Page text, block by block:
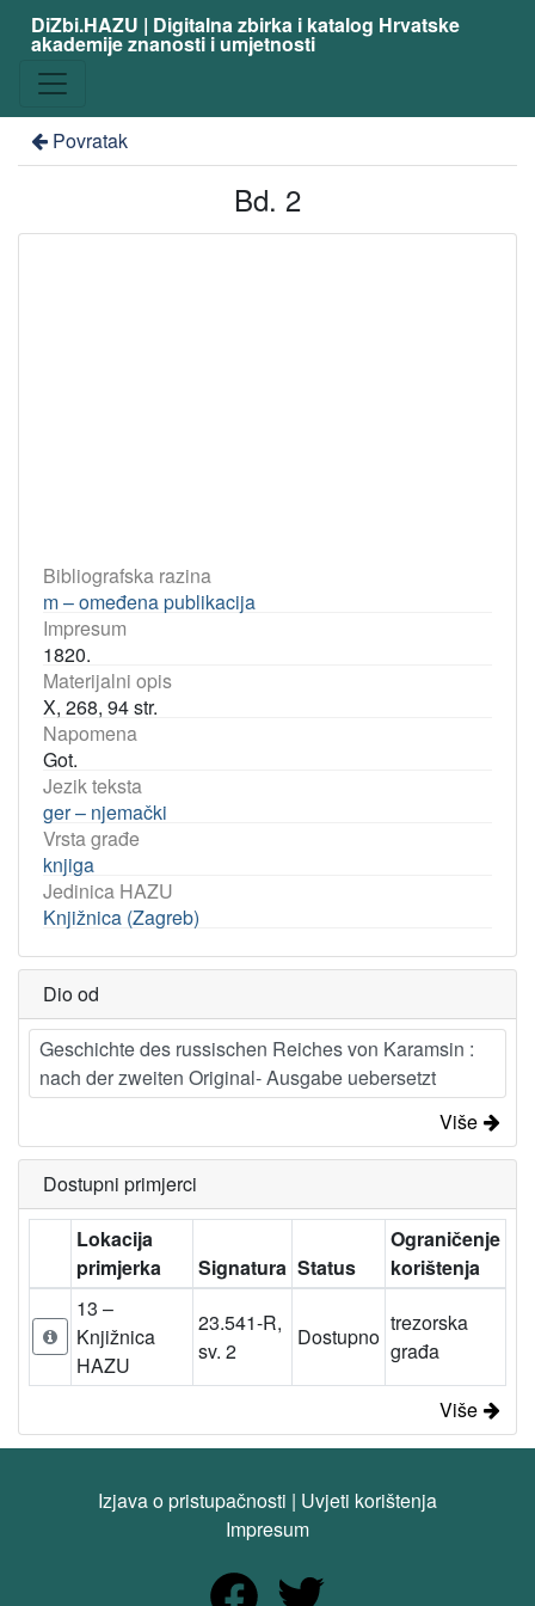
DiZbi.HAZU | Digitalna zbirka i katalog Hrvatske
akademije znanosti i umjetnosti
Povratak
Bd. 2
Bibliografska razina
m – omeđena publikacija
Impresum
1820.
Materijalni opis
X, 268, 94 str.
Napomena
Got.
Jezik teksta
ger – njemački
Vrsta građe
knjiga
Jedinica HAZU
Knjižnica (Zagreb)
Dio od
Geschichte des russischen Reiches von Karamsin :
nach der zweiten Original- Ausgabe uebersetzt
Više
Dostupni primjerci
Lokacija
primjerka
Signatura Status
Ograničenje
korištenja
13 –
Knjižnica
HAZU
23.541-R,
sv. 2
Dostupno
trezorska
građa
Više
Izjava o pristupačnosti | Uvjeti korištenja
Impresum